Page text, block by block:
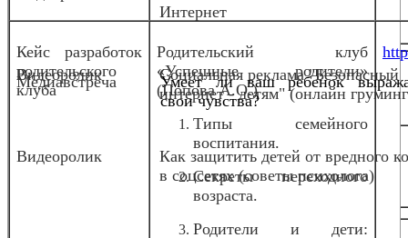
Интернет
Видеоролик
Социальная реклама "Безопасный
интернет - детям" (онлайн
Видеоролик
Как защитить детей от вредного
в соцсетях (советы психолога)
Медиавстреча
Умеет ли ваш ребенок
свои чувства?
Кейс разработок
родительского
клуба
Родительский клуб
«Успешные родители»
(Попова А.О.)
Типы семейного
воспитания.
Секреты переходного
возраста.
Родители и дети: